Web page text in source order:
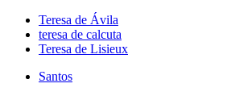
Teresa de Ávila
teresa de calcuta
Teresa de Lisieux
Santos